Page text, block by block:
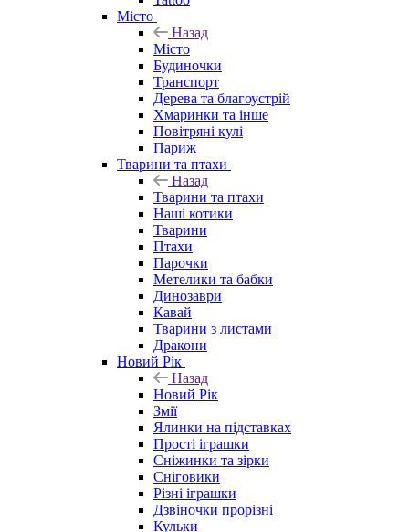
Місто
Назад
Місто
Будиночки
Транспорт
Дерева та благоустрій
Хмаринки та інше
Повітряні кулі
Париж
Тварини та птахи
Назад
Тварини та птахи
Наші котики
Тварини
Птахи
Парочки
Метелики та бабки
Динозаври
Кавай
Тварини з листами
Дракони
Новий Рік
Назад
Новий Рік
Змії
Ялинки на підставках
Прості іграшки
Сніжинки та зірки
Сніговики
Різні іграшки
Дзвіночки прорізні
Кульки